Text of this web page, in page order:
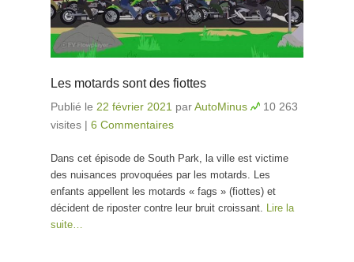
Les motards sont des fiottes
Publié le 22 février 2021 parAutoMinus
10 263
visites | 6 Commentaires
Dans cet épisode de South Park, la ville est victime
des nuisances provoquées par les motards. Les
enfants appellent les motards « fags » (fiottes) et
décident de riposter contre leur bruit croissant.
Lire la
suite…